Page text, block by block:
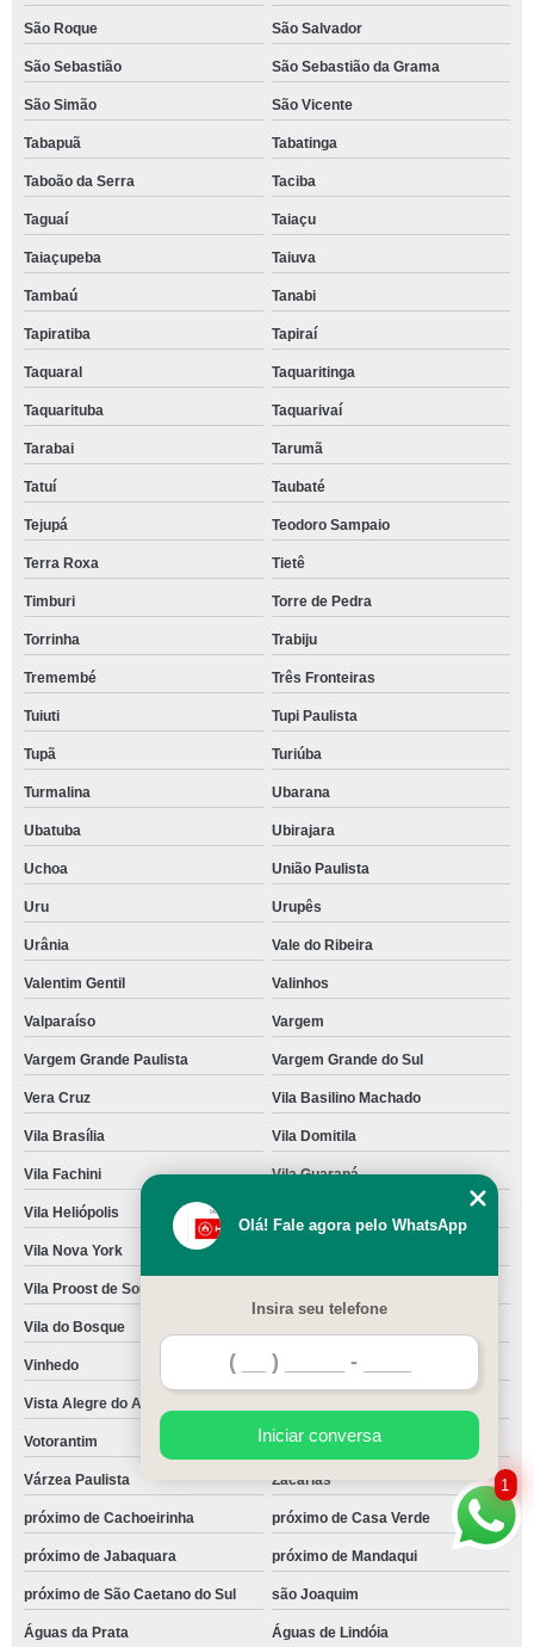
São Roque São Salvador
São Sebastião São Sebastião da Grama
São Simão São Vicente
Tabapuã Tabatinga
Taboão da Serra Taciba
Taguaí Taiaçu
Taiaçupeba Taiuva
Tambaú Tanabi
Tapiratiba Tapiraí
Taquaral Taquaritinga
Taquarituba Taquarivaí
Tarabai Tarumã
Tatuí Taubaté
Tejupá Teodoro Sampaio
Terra Roxa Tietê
Timburi Torre de Pedra
Torrinha Trabiju
Tremembé Três Fronteiras
Tuiuti Tupi Paulista
Tupã Turiúba
Turmalina Ubarana
Ubatuba Ubirajara
Uchoa União Paulista
Uru Urupês
Urânia Vale do Ribeira
Valentim Gentil Valinhos
Valparaíso Vargem
Vargem Grande Paulista Vargem Grande do Sul
Vera Cruz Vila Basilino Machado
Vila Brasília Vila Domitila
Vila Fachini Vila Guaraná
Vila Heliópolis
Vila Nova York
Vila Proost de Souza
Vila do Bosque
Vinhedo Viradouro
Vista Alegre do Alto
Votorantim Votuporanga
Várzea Paulista Zacarias
próximo de Cachoeirinha próximo de Casa Verde
próximo de Jabaquara próximo de Mandaqui
próximo de São Caetano do Sul são Joaquim
Águas da Prata Águas de Lindóia
1
Olá! Fale agora pelo WhatsApp
Insira seu telefone
Iniciar conversa